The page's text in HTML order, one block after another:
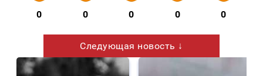
0 0 0 0 0
Следующая новость ↓